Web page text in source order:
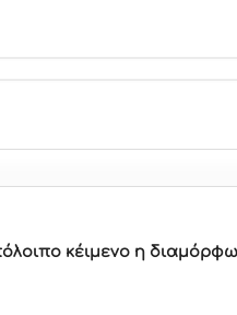
κέιμενο η